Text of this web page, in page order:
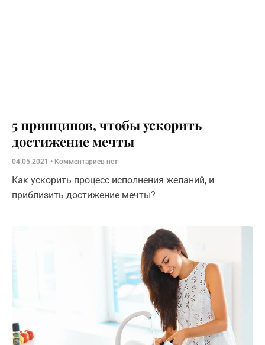
5 принципов, чтобы ускорить
достижение мечты
04.05.2021 Комментариев нет
Как ускорить процесс исполнения желаний, и
приблизить достижение мечты?